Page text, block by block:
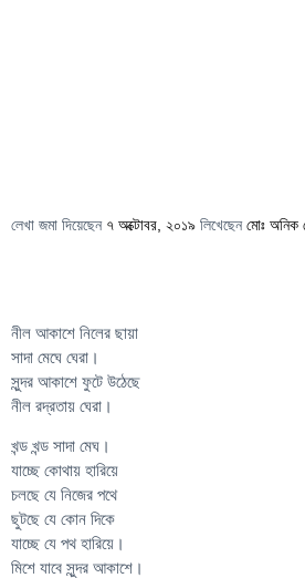
লেখা জমা দিয়েছেন ৭ অক্টোবর, ২০১৯ লিখেছেন মোঃ অনিক
নীল আকাশে নিলের ছায়া
সাদা মেঘে ঘেরা।
সুন্দর আকাশে ফুটে উঠেছে
নীল রদ্রতায় ঘেরা।
খন্ড খন্ড সাদা মেঘ।
যাচ্ছে কোথায় হারিয়ে
চলছে যে নিজের পথে
ছুটছে যে কোন দিকে
যাচ্ছে যে পথ হারিয়ে।
মিশে যাবে সুন্দর আকাশে।